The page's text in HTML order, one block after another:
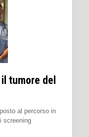
tumore del
al percorso in
screening